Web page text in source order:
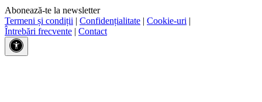
Abonează-te la newsletter
Termeni și condiții | Confidențialitate | Cookie-uri |
Întrebări frecvente | Contact